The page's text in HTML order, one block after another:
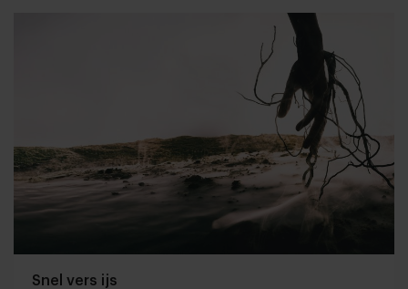
Snel vers ijs